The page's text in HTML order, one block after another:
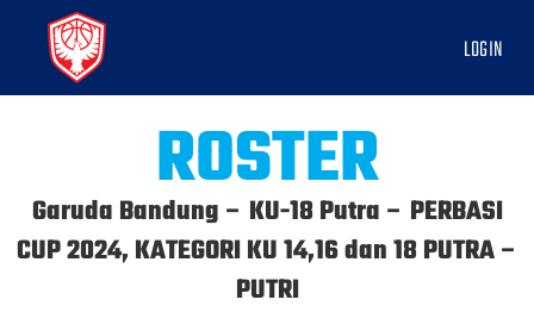
LOGIN
ROSTER
Garuda Bandung – KU-18 Putra – PERBASI
CUP 2024, KATEGORI KU 14,16 dan 18 PUTRA –
PUTRI